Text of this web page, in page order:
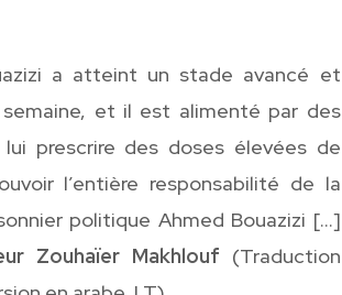
a atteint un stade avancé et
semaine, et il est alimenté par des
prescrire des doses élevées de
l’entière responsabilité de la
politique Ahmed Bouazizi […]
Zouhaïer Makhlouf (Traduction